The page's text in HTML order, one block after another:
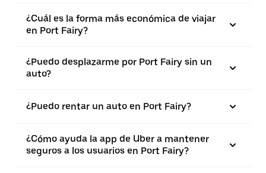
¿Cuál es la forma más económica de viajar
en Port Fairy?
¿Puedo desplazarme por Port Fairy sin un
auto?
¿Puedo rentar un auto en Port Fairy?
¿Cómo ayuda la app de Uber a mantener
seguros a los usuarios en Port Fairy?